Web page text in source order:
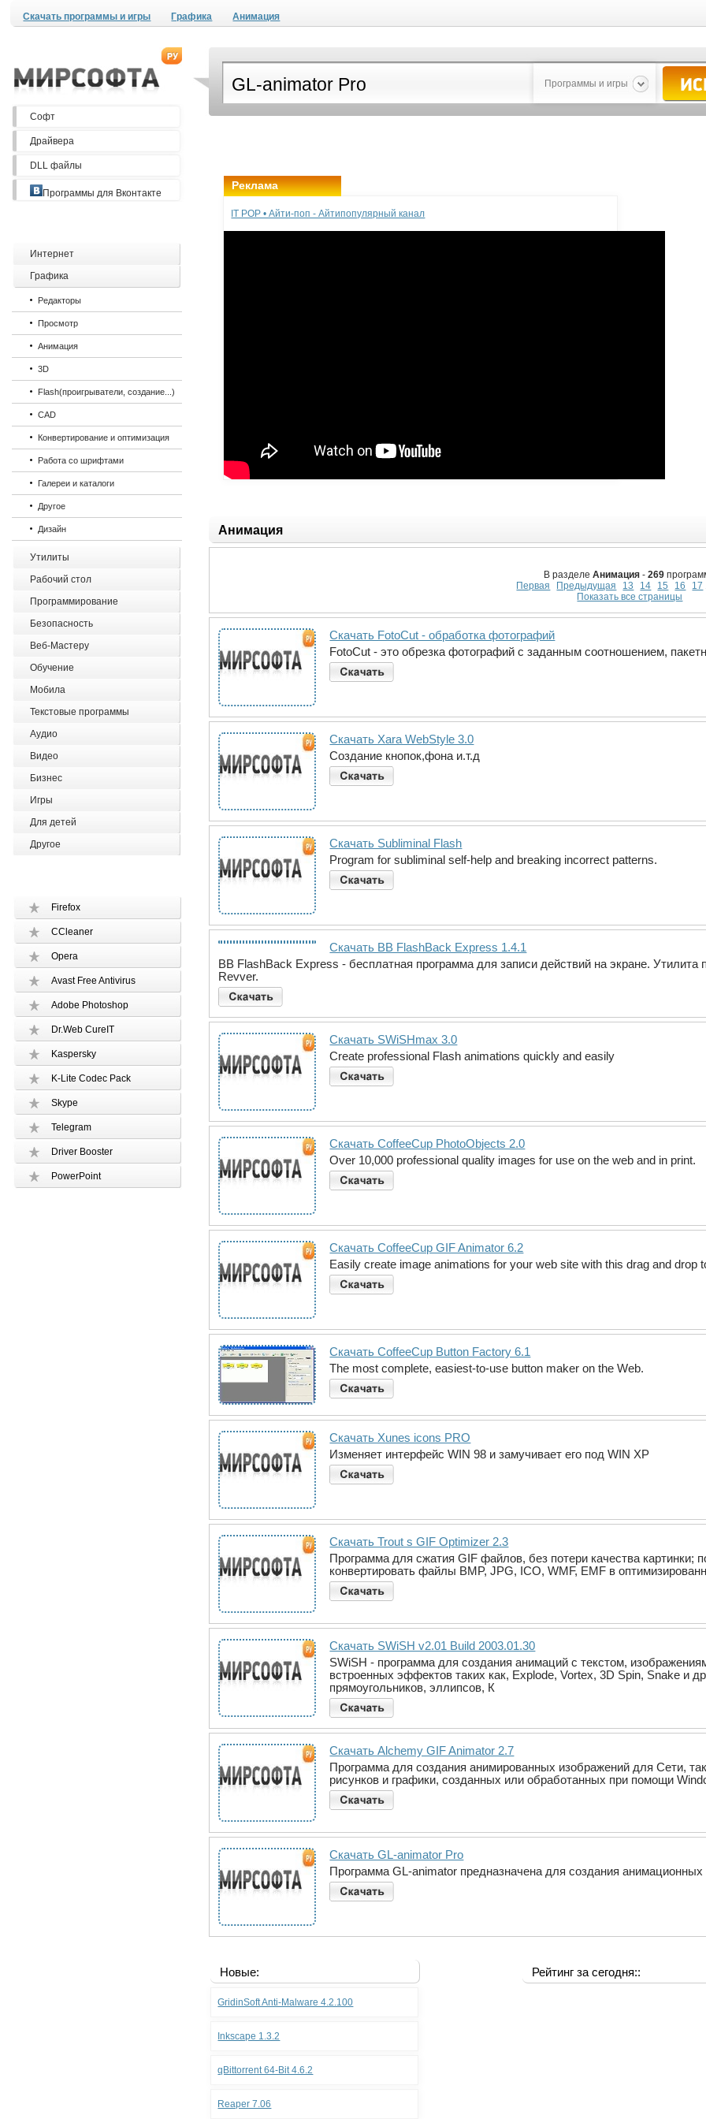
Скачать программы и игры Графика Анимация
Программы и игры
Софт
Драйвера
DLL файлы
Программы для Вконтакте
Интернет
Графика
Редакторы
Просмотр
Анимация
3D
Flash(проигрыватели, создание...)
CAD
Конвертирование и оптимизация
Работа со шрифтами
Галереи и каталоги
Другое
Дизайн
Утилиты
Рабочий стол
Программирование
Безопасность
Веб-Мастеру
Обучение
Мобила
Текстовые программы
Аудио
Видео
Бизнес
Игры
Для детей
Другое
Firefox
CCleaner
Opera
Avast Free Antivirus
Adobe Photoshop
Dr.Web CureIT
Kaspersky
K-Lite Codec Pack
Skype
Telegram
Driver Booster
PowerPoint
Реклама
IT POP • Айти-поп - Айтипопулярный канал
Анимация
В разделе Анимация- 269
Первая
Предыдущая 13 14 15 16 17
Показать все страницы
Скачать FotoCut - обработка фотографий
FotoCut - это обрезка фотографий с заданным соотношением,
Скачать Xara WebStyle 3.0
Создание кнопок,фона и.т.д
Скачать Subliminal Flash
Program for subliminal self-help and breaking incorrect patterns.
Скачать BB FlashBack Express 1.4.1
BB FlashBack Express - бесплатная программа для записи действий на экране. Утилита
Revver.
Скачать SWiSHmax 3.0
Create professional Flash animations quickly and easily
Скачать CoffeeCup PhotoObjects 2.0
Over 10,000 professional quality images for use on the web and in print.
Скачать CoffeeCup GIF Animator 6.2
Easily create image animations for your web site with this drag and drop
Скачать CoffeeCup Button Factory 6.1
The most complete, easiest-to-use button maker on the Web.
Скачать Xunes icons PRO
Изменяет интерфейс WIN 98 и замучивает его под WIN XP
Скачать Trout s GIF Optimizer 2.3
Программа для сжатия GIF файлов, без потери качества картинки;
конвертировать файлы BMP, JPG, ICO, WMF, EMF в
Скачать SWiSH v2.01 Build 2003.01.30
SWiSH - программа для создания анимаций с текстом,
встроенных эффектов таких как, Explode, Vortex, 3D Spin, Snake и
прямоугольников, эллипсов, К
Скачать Alchemy GIF Animator 2.7
Программа для создания анимированных изображений для Сети,
рисунков и графики, созданных или обработанных при помощи
Скачать GL-animator Pro
Программа GL-animator предназначена для создания
Новые:
GridinSoft Anti-Malware 4.2.100
Inkscape 1.3.2
qBittorrent 64-Bit 4.6.2
Reaper 7.06
Рейтинг за сегодня::